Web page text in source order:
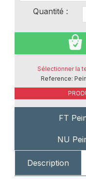
Quantité :
Sélectionner la
Reference:
FT
NU
Description